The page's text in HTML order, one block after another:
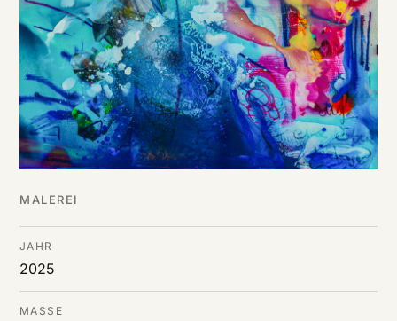
MALEREI
JAHR
2025
MASSE